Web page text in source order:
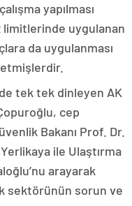
yapılması
limitlerinde uygulanan
da uygulanması
etmişlerdir.
tek tek dinleyen AK
cep
Bakanı Prof. Dr.
ile Ulaştırma
arayarak
sektörünün sorun ve